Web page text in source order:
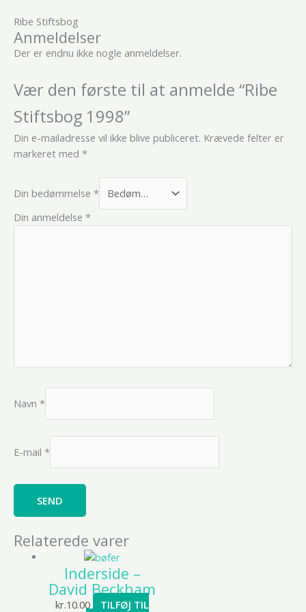
Ribe Stiftsbog
Anmeldelser
Der er endnu ikke nogle anmeldelser.
Vær den første til at anmelde “Ribe
Stiftsbog 1998”
Din e-mailadresse vil ikke blive publiceret. Krævede felter er
markeret med *
Din bedømmelse *
Din anmeldelse *
Navn *
E-mail *
Relaterede varer
Inderside –
David Beckham
kr.10.00
TILFØJ TIL